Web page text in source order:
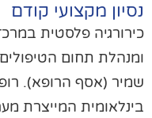
מקצועי קודם
פלסטית
תחום הטיפולים
(אסף הרופא).
המייצרת